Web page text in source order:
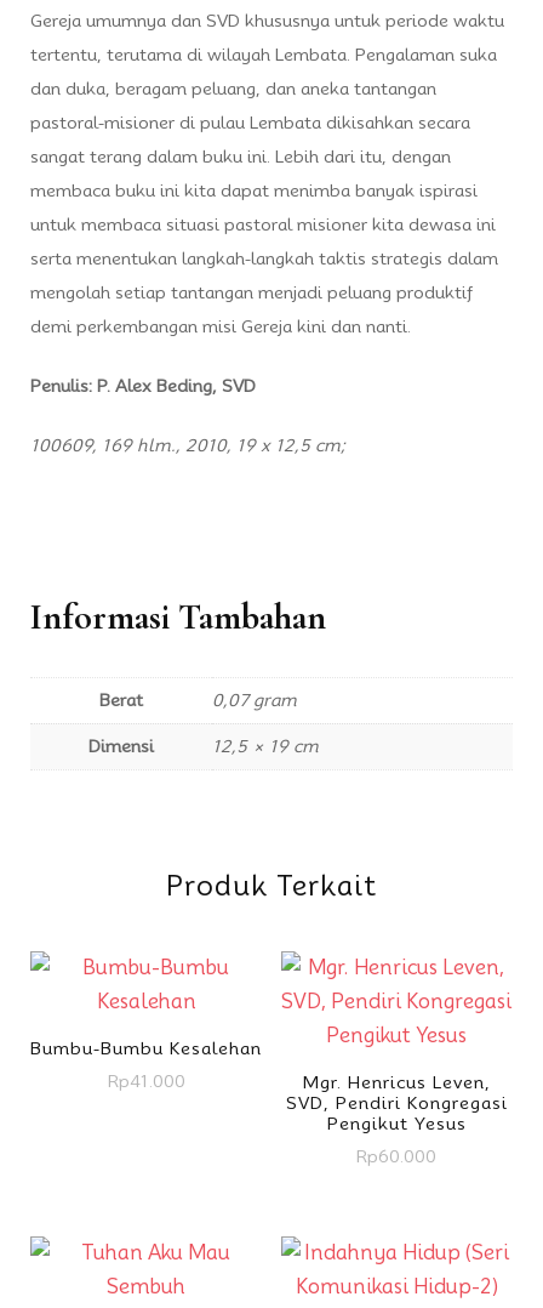
Gereja umumnya dan SVD khususnya untuk periode waktu
tertentu, terutama di wilayah Lembata. Pengalaman suka
dan duka, beragam peluang, dan aneka tantangan
pastoral-misioner di pulau Lembata dikisahkan secara
sangat terang dalam buku ini. Lebih dari itu, dengan
membaca buku ini kita dapat menimba banyak ispirasi
untuk membaca situasi pastoral misioner kita dewasa ini
serta menentukan langkah-langkah taktis strategis dalam
mengolah setiap tantangan menjadi peluang produktif
demi perkembangan misi Gereja kini dan nanti.
Penulis: P. Alex Beding, SVD
100609, 169 hlm., 2010, 19 x 12,5 cm;
Informasi Tambahan
Berat 0,07 gram
Dimensi 12,5 × 19 cm
Produk Terkait
Bumbu-Bumbu Kesalehan
Rp41.000
Mgr. Henricus Leven,
SVD, Pendiri Kongregasi
Pengikut Yesus
Rp60.000